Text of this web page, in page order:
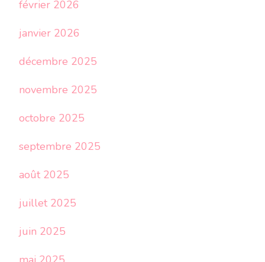
février 2026
janvier 2026
décembre 2025
novembre 2025
octobre 2025
septembre 2025
août 2025
juillet 2025
juin 2025